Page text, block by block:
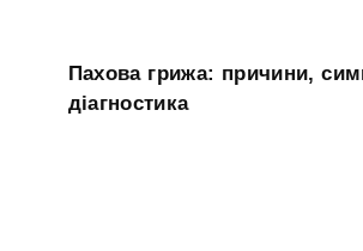
Пахова грижа: причини,
діагностика